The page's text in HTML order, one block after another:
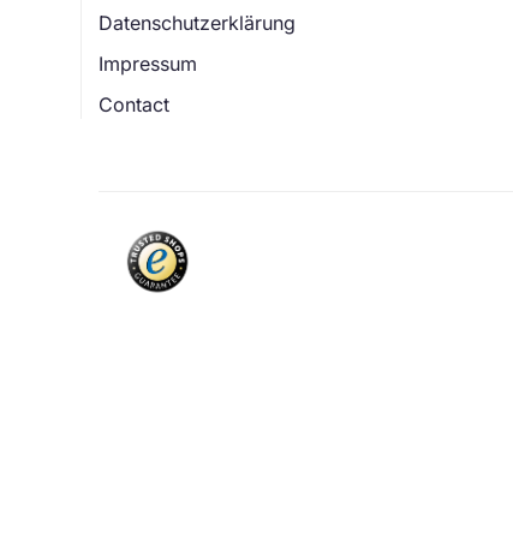
Datenschutzerklärung
Impressum
Contact